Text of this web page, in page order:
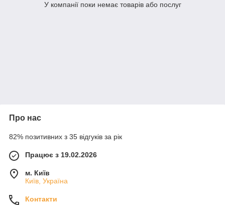
У компанії поки немає товарів або послуг
Про нас
82% позитивних з 35 відгуків за рік
Працює з 19.02.2026
м. Київ
Київ, Україна
Контакти